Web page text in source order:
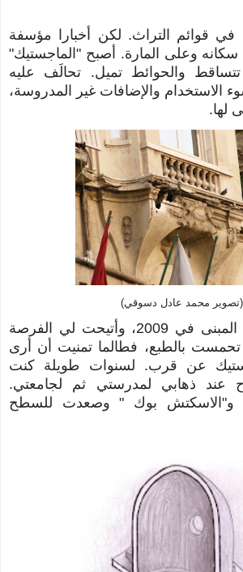
في قوائم التراث. لكن أخبارا مؤسفة
وعلى المارة. أصبح "الماجستيك"
تتساقط والحوائط تميل.
تحالَف عليه
الاستخدام والإضافات غير المدروسة،
لها.
(تصوير محمد عادل دسوقي)
في 2009، و
أتيحت لي الفرصة
بالطبع، فطالما تمنيت أن أرى
عن قرب. لسنوات طويلة كنت
عند ذهابي لمدرستي ثم لجامعتي.
و"الاسكتش بوك " وصعدت للسطح